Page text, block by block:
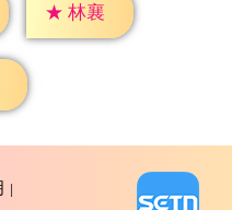
★ 林襄